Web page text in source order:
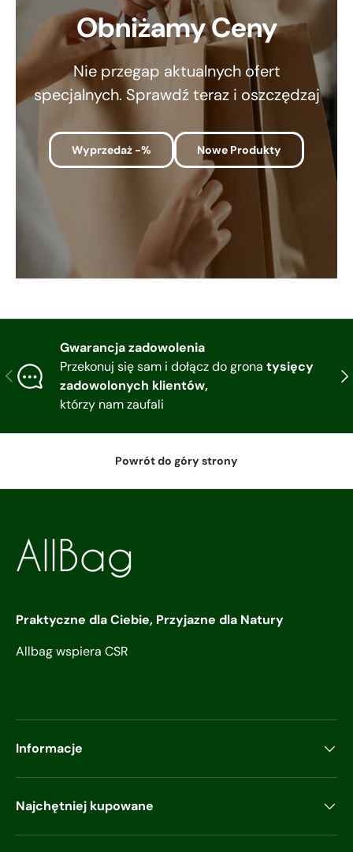
Obniżamy Ceny
Nie przegap aktualnych ofert
specjalnych. Sprawdź teraz i oszczędzaj
Wyprzedaż -% Nowe Produkty
Poprzedni
Gwarancja zadowolenia
Przekonuj się sam i dołącz do grona tysięcy
zadowolonych klientów,
którzy nam zaufali
Powrót do góry strony
Praktyczne dla Ciebie, Przyjazne dla Natury
Allbag wspiera CSR
Informacje
Najchętniej kupowane